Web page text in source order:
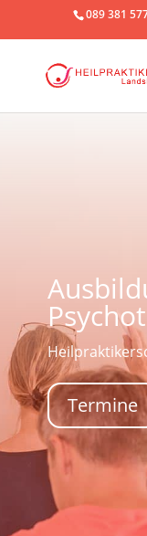
089 381
Termine